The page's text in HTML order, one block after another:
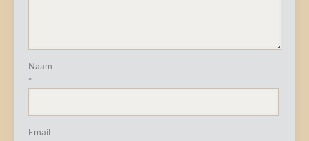
Naam
*
Email